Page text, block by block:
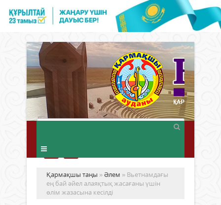
Қармақшы таңы »Әлем » Вьетнамдағы
ең бай әйел алаяқтық жасағаны үшін
өлім жазасына кесілді